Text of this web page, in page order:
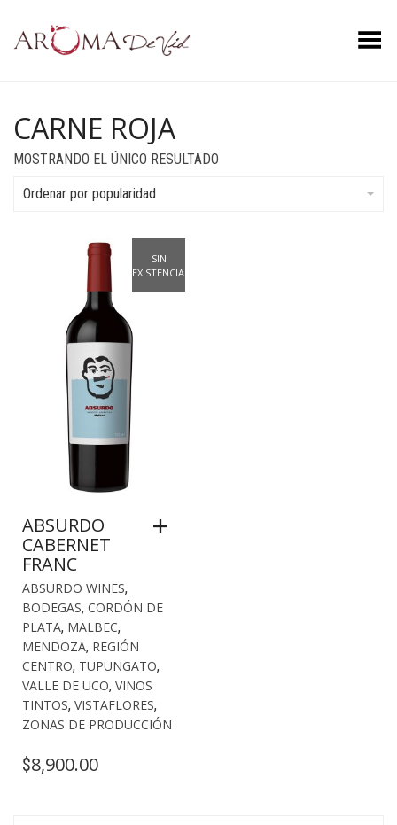
Menú
CARNE ROJA
MOSTRANDO EL ÚNICO RESULTADO
Ordenar por popularidad
SIN
EXISTENCIAS
ABSURDO
CABERNET
FRANC
ABSURDO WINES,
BODEGAS, CORDÓN DE
PLATA, MALBEC,
MENDOZA, REGIÓN
CENTRO, TUPUNGATO,
VALLE DE UCO, VINOS
TINTOS, VISTAFLORES,
ZONAS DE PRODUCCIÓN
$8,900.00